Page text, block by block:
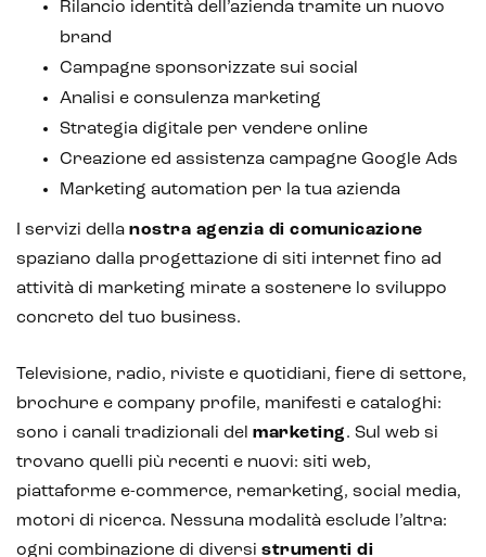
Rilancio identità dell’azienda tramite un nuovo
brand
Campagne sponsorizzate sui social
Analisi e consulenza marketing
Strategia digitale per vendere online
Creazione ed assistenza campagne Google Ads
Marketing automation per la tua azienda
I servizi della nostra agenzia di comunicazione
spaziano dalla progettazione di siti internet fino ad
attività di marketing mirate a sostenere lo sviluppo
concreto del tuo business.
Televisione, radio, riviste e quotidiani, fiere di settore,
brochure e company profile, manifesti e cataloghi:
sono i canali tradizionali del marketing. Sul web si
trovano quelli più recenti e nuovi: siti web,
piattaforme e-commerce, remarketing, social media,
motori di ricerca. Nessuna modalità esclude l’altra:
ogni combinazione di diversi strumenti di